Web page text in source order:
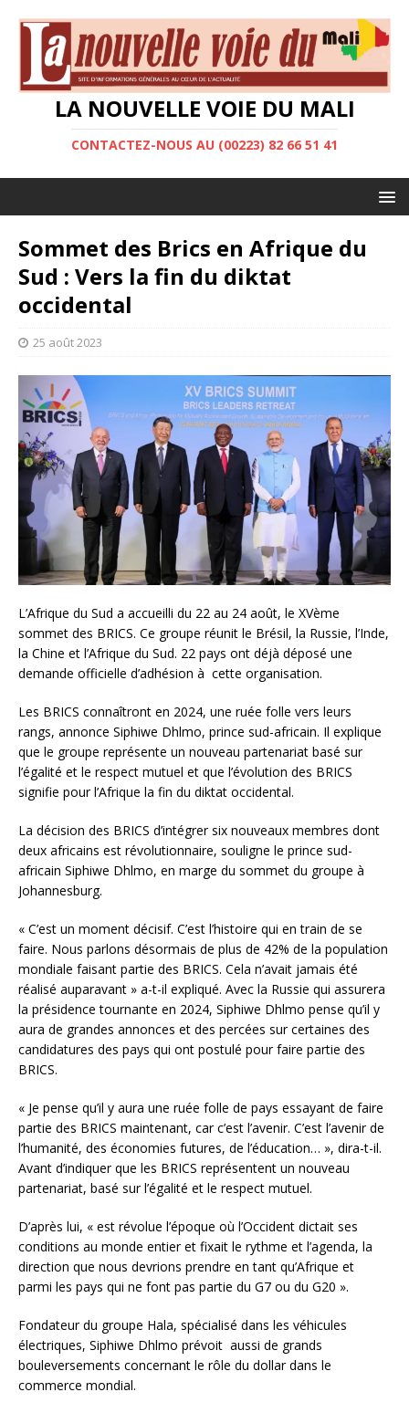
LA NOUVELLE VOIE DU MALI
CONTACTEZ-NOUS AU (00223) 82 66 51 41
Sommet des Brics en Afrique du
Sud : Vers la fin du diktat
occidental
25 août 2023
L’Afrique du Sud a accueilli du 22 au 24 août, le XVème
sommet des BRICS. Ce groupe réunit le Brésil, la Russie, l’Inde,
la Chine et l’Afrique du Sud. 22 pays ont déjà déposé une
demande officielle d’adhésion à cette organisation.
Les BRICS connaîtront en 2024, une ruée folle vers leurs
rangs, annonce Siphiwe Dhlmo, prince sud-africain. Il explique
que le groupe représente un nouveau partenariat basé sur
l’égalité et le respect mutuel et que l’évolution des BRICS
signifie pour l’Afrique la fin du diktat occidental.
La décision des BRICS d’intégrer six nouveaux membres dont
deux africains est révolutionnaire, souligne le prince sud-
africain Siphiwe Dhlmo, en marge du sommet du groupe à
Johannesburg.
« C’est un moment décisif. C’est l’histoire qui en train de se
faire. Nous parlons désormais de plus de 42% de la population
mondiale faisant partie des BRICS. Cela n’avait jamais été
réalisé auparavant » a-t-il expliqué. Avec la Russie qui assurera
la présidence tournante en 2024, Siphiwe Dhlmo pense qu’il y
aura de grandes annonces et des percées sur certaines des
candidatures des pays qui ont postulé pour faire partie des
BRICS.
« Je pense qu’il y aura une ruée folle de pays essayant de faire
partie des BRICS maintenant, car c’est l’avenir. C’est l’avenir de
l’humanité, des économies futures, de l’éducation… », dira-t-il.
Avant d’indiquer que les BRICS représentent un nouveau
partenariat, basé sur l’égalité et le respect mutuel.
D’après lui, « est révolue l’époque où l’Occident dictait ses
conditions au monde entier et fixait le rythme et l’agenda, la
direction que nous devrions prendre en tant qu’Afrique et
parmi les pays qui ne font pas partie du G7 ou du G20 ».
Fondateur du groupe Hala, spécialisé dans les véhicules
électriques, Siphiwe Dhlmo prévoit aussi de grands
bouleversements concernant le rôle du dollar dans le
commerce mondial.